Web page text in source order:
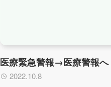
医療緊急警報→医療警報へ
2022.10.8